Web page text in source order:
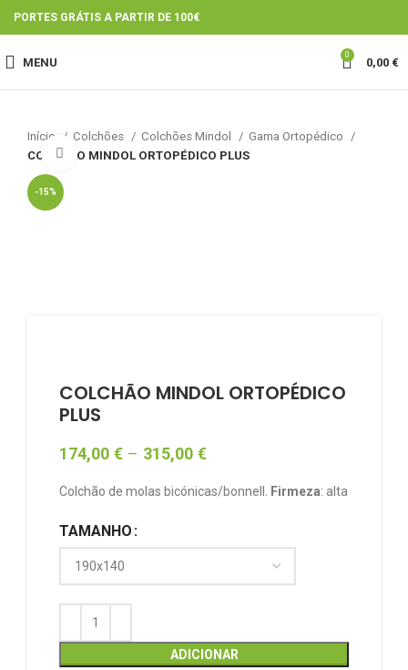
PORTES GRÁTIS A PARTIR DE 100€
MENU
0
0,00 €
Início Colchões Colchões Mindol
Gama Ortopédico
COLCHÃO MINDOL ORTOPÉDICO PLUS
-15%
Click to enlarge
COLCHÃO MINDOL ORTOPÉDICO
PLUS
174,00 € – 315,00 €
Colchão de molas bicónicas/bonnell. Firmeza: alta
TAMANHO
ADICIONAR